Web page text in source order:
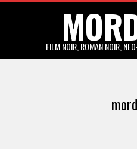
FILM NOIR, ROMAN NOIR,